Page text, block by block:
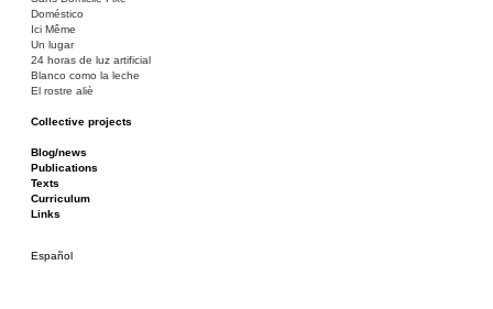
Doméstico
Ici Même
Un lugar
24 horas de luz artificial
Blanco como la leche
El rostre aliè
Collective projects
Ciza Muzej
Roulotte
Canòdrom/Canòdrom
ON Prat
Rieres/Rambles
Blog/news
Publications
Texts
Curriculum
Links
Español